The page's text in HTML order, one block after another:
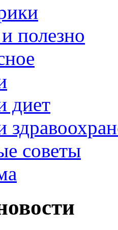
полезно
диет
советы